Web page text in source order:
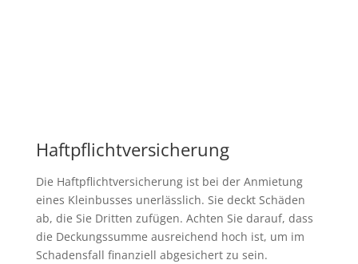
Haftpflichtversicherung
Die Haftpflichtversicherung ist bei der Anmietung
eines Kleinbusses unerlässlich. Sie deckt Schäden
ab, die Sie Dritten zufügen. Achten Sie darauf, dass
die Deckungssumme ausreichend hoch ist, um im
Schadensfall finanziell abgesichert zu sein.